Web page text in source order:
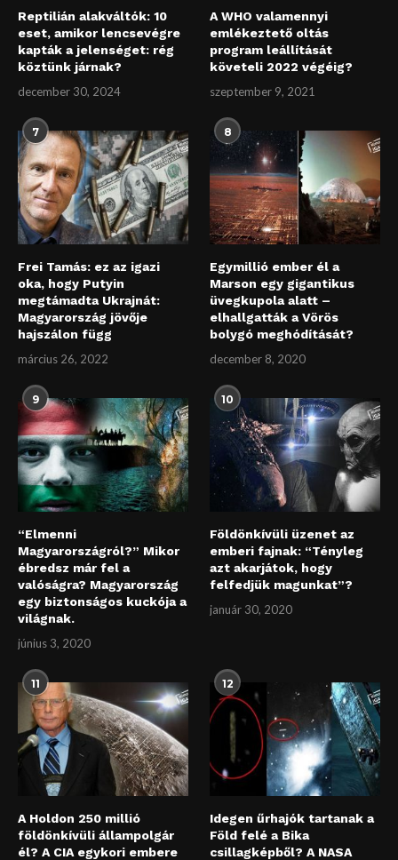
Reptilián alakváltók: 10
eset, amikor lencsevégre
kapták a jelenséget: rég
köztünk járnak?
december 30, 2024
A WHO valamennyi
emlékeztető oltás
program leállítását
követeli 2022 végéig?
szeptember 9, 2021
7
Frei Tamás: ez az igazi
oka, hogy Putyin
megtámadta Ukrajnát:
Magyarország jövője
hajszálon függ
március 26, 2022
8
Egymillió ember él a
Marson egy gigantikus
üvegkupola alatt –
elhallgatták a Vörös
bolygó meghódítását?
december 8, 2020
9
“Elmenni
Magyarországról?” Mikor
ébredsz már fel a
valóságra? Magyarország
egy biztonságos kuckója a
világnak.
június 3, 2020
10
Földönkívüli üzenet az
emberi fajnak: “Tényleg
azt akarjátok, hogy
felfedjük magunkat”?
január 30, 2020
11
A Holdon 250 millió
földönkívüli állampolgár
él? A CIA egykori embere
12
Idegen űrhajók tartanak a
Föld felé a Bika
csillagképből? A NASA